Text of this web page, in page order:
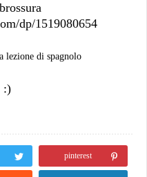
dp/1519080654
lezione di spagnolo
:)
pinterest